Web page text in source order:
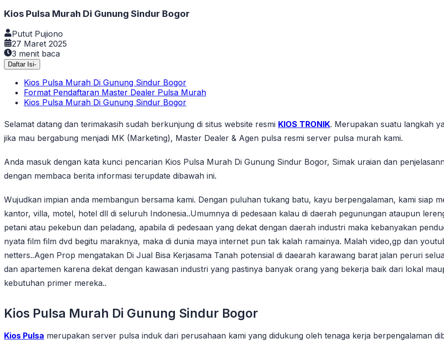
Kios Pulsa Murah Di Gunung Sindur Bogor
Putut Pujiono
27 Maret 2025
3 menit baca
Daftar Isi-
Kios Pulsa Murah Di Gunung Sindur Bogor
Format Pendaftaran Master Dealer Pulsa Murah
Kios Pulsa Murah Di Gunung Sindur Bogor
Selamat datang dan terimakasih sudah berkunjung di situs website resmi KIOS TRONIK. Merupakan suatu langkah
jika mau bergabung menjadi MK (Marketing), Master Dealer & Agen pulsa resmi server pulsa murah kami.
Anda masuk dengan kata kunci pencarian Kios Pulsa Murah Di Gunung Sindur Bogor, Simak uraian dan
dengan membaca berita informasi terupdate dibawah ini.
Wujudkan impian anda membangun bersama kami. Dengan puluhan tukang batu, kayu berpengalaman, kami siap
kantor, villa, motel, hotel dll di seluruh Indonesia..Umumnya di pedesaan kalau di daerah pegunungan ataupun
petani atau pekebun dan peladang, apabila di pedesaan yang dekat dengan daerah industri maka kebanyakan
nyata film film dvd begitu maraknya, maka di dunia maya internet pun tak kalah ramainya. Malah video,gp dan
netters..Agen Prop mengatakan Di Jual Bisa Kerjasama Tanah potensial di daearah karawang barat jalan peruri
dan apartemen karena dekat dengan kawasan industri yang pastinya banyak orang yang bekerja baik dari lokal
kebutuhan primer mereka..
Kios Pulsa Murah Di Gunung Sindur Bogor
Kios Pulsa merupakan server pulsa induk dari perusahaan kami yang didukung oleh tenaga kerja berpengalaman